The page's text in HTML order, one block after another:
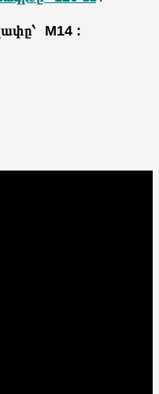
M14 :